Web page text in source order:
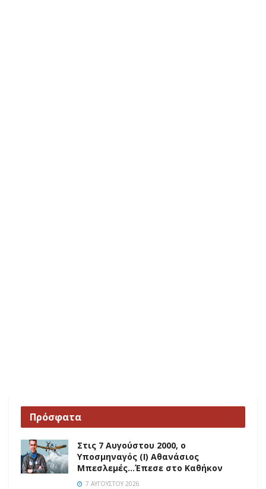
Πρόσφατα
Στις 7 Αυγούστου 2000, ο
Υποσμηναγός (Ι) Αθανάσιος
Μπεσλεμές…Έπεσε στο Καθήκον
7 ΑΥΓΟΎΣΤΟΥ 2026